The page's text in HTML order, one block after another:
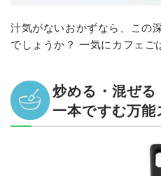
汁気がないおかずなら、この
でしょうか？ 一気にカフェご
炒める・混ぜ
一本ですむ万能